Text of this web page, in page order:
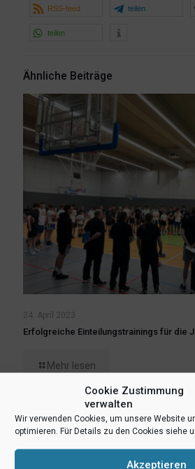
Cookie Zustimmung
verwalten
Wir verwenden Cookies, um unsere Website
optimieren. Für Details zu den Cookies siehe
Akzeptieren
RSS-feed teilen
teilen
Ähnliche Beiträge
24. April 2023
Erfolgreiche Einteilungstrainings für die
Mehr lesen